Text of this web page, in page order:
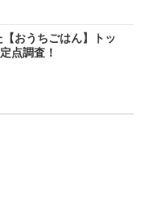
おうちごはん】トッ
点調査！